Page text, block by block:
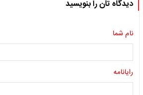
دیدگاه تان را بنویسید
نام شما
رایانامه